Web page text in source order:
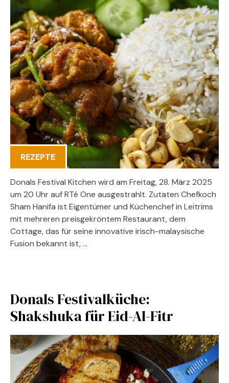
REZEPTE
Donals Festival Kitchen wird am Freitag, 28. März 2025
um 20 Uhr auf RTé One ausgestrahlt. Zutaten Chefkoch
Sham Hanifa ist Eigentümer und Küchenchef in Leitrims
mit mehreren preisgekröntem Restaurant, dem
Cottage, das für seine innovative irisch-malaysische
Fusion bekannt ist, …
Donals Festivalküche:
Shakshuka für Eid-Al-Fitr